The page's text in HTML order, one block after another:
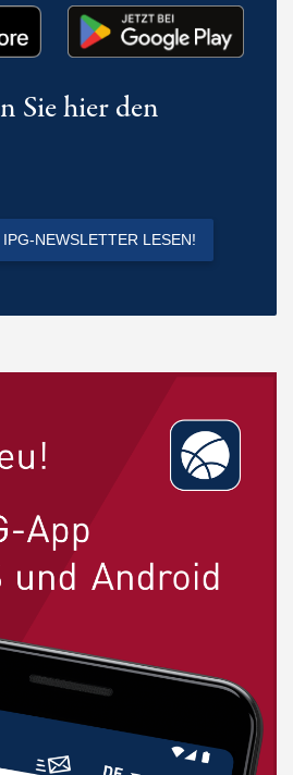
Sie hier den
NEWSLETTER LESEN!